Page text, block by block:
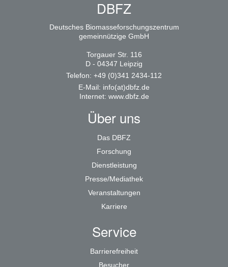
DBFZ
Deutsches Biomasseforschungszentrum
gemeinnützige GmbH
Torgauer Str. 116
D - 04347 Leipzig
Telefon: +49 (0)341 2434-112
E-Mail: info(at)dbfz.de
Internet: www.dbfz.de
Über uns
Das DBFZ
Forschung
Dienstleistung
Presse/Mediathek
Veranstaltungen
Karriere
Service
Barrierefreiheit
Besucher